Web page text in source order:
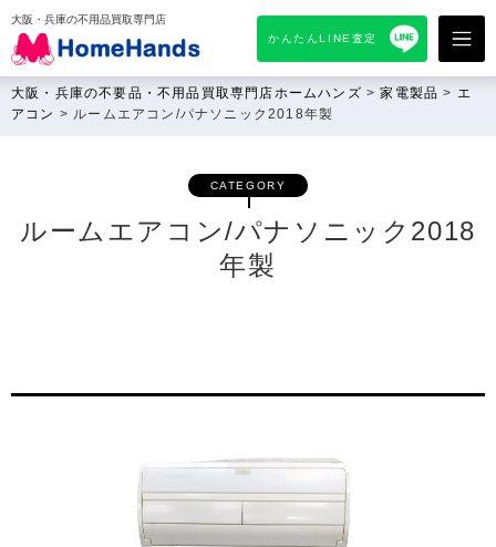
大阪・兵庫の不用品買取専門店
かんたんLINE査定
大阪・兵庫の不要品・不用品買取専門店ホームハンズ >家電製品 > エ
アコン > ルームエアコン/パナソニック2018年製
CATEGORY
ルームエアコン/パナソニック2018
年製